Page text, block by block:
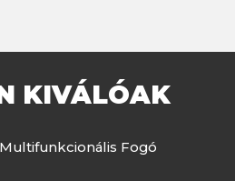
KIVÁLÓAK
Multifunkcionális Fogó